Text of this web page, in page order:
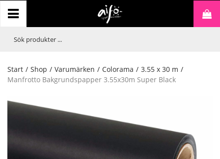
Start / Shop / Varumärken / Colorama / 3.55 x 30 m /
Manfrotto Bakgrundspapper 3.55x30m Super Black